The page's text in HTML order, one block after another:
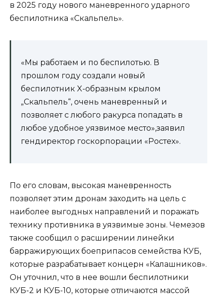
в 2025 году нового маневренного ударного
беспилотника «Скальпель».
«Мы работаем и по беспилотью. В
прошлом году создали новый
беспилотник X-образным крылом
„Скальпель“, очень маневренный и
позволяет с любого ракурса попадать в
любое удобное уязвимое место»,заявил
гендиректор госкорпорации «Ростех».
По его словам, высокая маневренность
позволяет этим дронам заходить на цель с
наиболее выгодных направлений и поражать
технику противника в уязвимые зоны. Чемезов
также сообщил о расширении линейки
барражирующих боеприпасов семейства КУБ,
которые разрабатывает концерн «Калашников».
Он уточнил, что в нее вошли беспилотники
КУБ-2 и КУБ-10, которые отличаются массой